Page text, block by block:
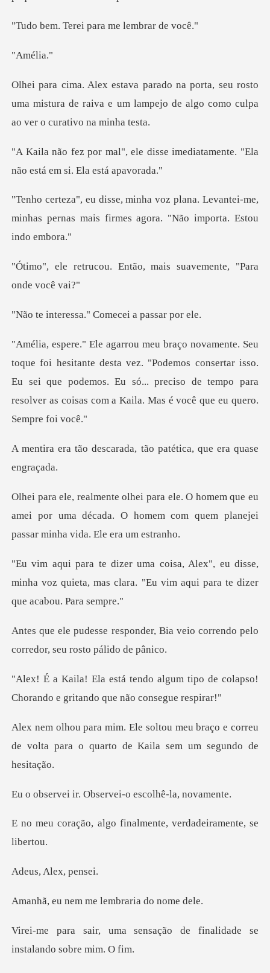
ei para me lem
éli
eu rosto
uma mistura de raiva e um lampejo de a
disse imediatamente. "Ela
não e
a. Levantei-me,
minhas pernas mais firmes
Então, mais suavement
sa." Comecei a
ta vez. "Podemos consertar isso.
Eu sei que podemos. Eu só... preciso de tempo
arada, tão patética, q
em que eu
amei por uma década. O homem com quem
eu disse,
minha voz quieta, mas clara. "Eu vi
, Bia veio correndo pelo
corred
lgum tipo de colapso!
Chorando e g
u braço e correu
de volta para o quart
Observei-o escol
o finalmente, verdade
Alex,
m me lembrari
nsação de finalidade se
in